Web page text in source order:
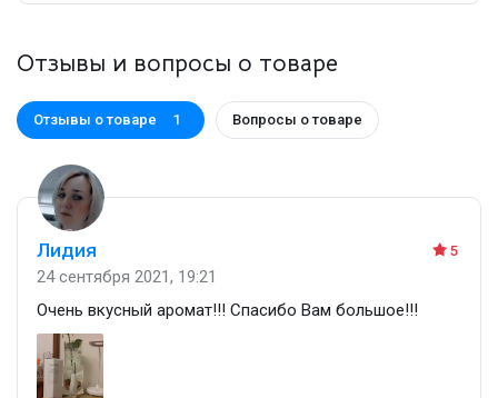
Отзывы и вопросы о товаре
Отзывы о товаре 1 Вопросы о товаре
5
Лидия
24 сентября 2021, 19:21
Очень вкусный аромат!!! Спасибо Вам большое!!!